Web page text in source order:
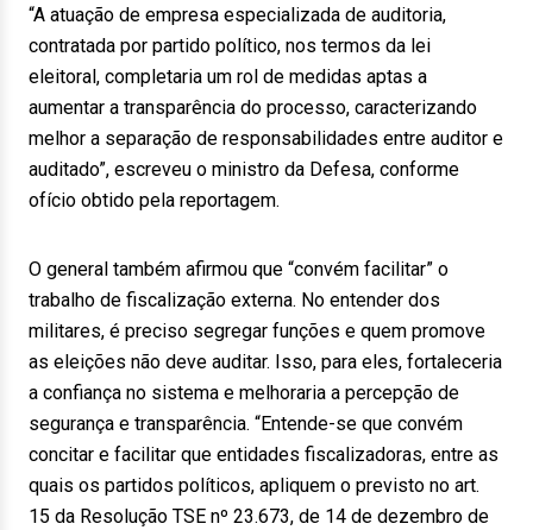
“A atuação de empresa especializada de auditoria,
contratada por partido político, nos termos da lei
eleitoral, completaria um rol de medidas aptas a
aumentar a transparência do processo, caracterizando
melhor a separação de responsabilidades entre auditor e
auditado”, escreveu o ministro da Defesa, conforme
ofício obtido pela reportagem.
O general também afirmou que “convém facilitar” o
trabalho de fiscalização externa. No entender dos
militares, é preciso segregar funções e quem promove
as eleições não deve auditar. Isso, para eles, fortaleceria
a confiança no sistema e melhoraria a percepção de
segurança e transparência. “Entende-se que convém
concitar e facilitar que entidades fiscalizadoras, entre as
quais os partidos políticos, apliquem o previsto no art.
15 da Resolução TSE nº 23.673, de 14 de dezembro de